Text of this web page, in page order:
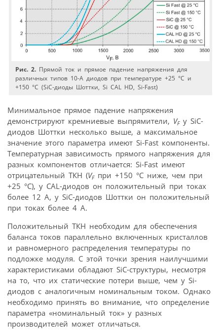
Рис. 2. Прямой ток и прямое падение напряжения для
различных типов 10-А диодов при температуре +25 °С и
+150 °С (SiC-диоды Шоттки, Si CAL HD, Si-Fast)
Минимальное прямое падение напряжения
демонстрируют кремниевые выпрямители, VFу SiC-
диодов Шоттки несколько выше, а максимальное
значение этого параметра имеют Si-Fast компоненты.
Температурная зависимость прямого напряжения для
разных компонентов отличается: Si-Fast имеют
отрицательный ТКН (VFпри +150 °С ниже, чем при
+25 °С), у CAL-диодов он положительный при токах
более 12 А, у SiC-диодов Шоттки он положительный
при токах более 4 А.
Положительный ТКН необходим для обеспечения
баланса токов параллельно включенных кристаллов
и равномерного распределения температуры по
подложке модуля. С этой точки зрения наилучшими
характеристиками обладают SiC-структуры, несмотря
на то, что их статические потери выше, чем у Si-
диодов с аналогичным номинальным током. Однако
необходимо принять во внимание, что определение
параметра «номинальный ток» у разных
производителей может отличаться.